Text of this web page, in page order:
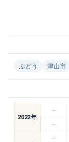
ぶどう 津山市
2022年
–
–
–